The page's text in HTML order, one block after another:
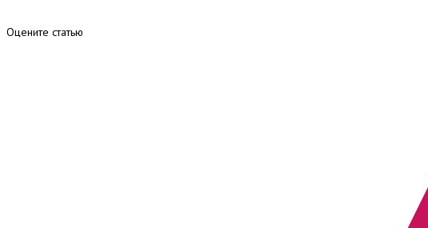
Оцените статью